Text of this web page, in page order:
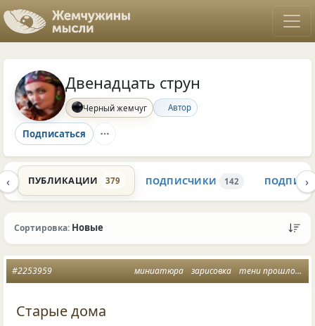
Двенадцать струн
Черный жемчуг Автор
Подписаться
ПУБЛИКАЦИИ 379 ПОДПИСЧИКИ 142
‹ ›
Сортировка: Новые
миниатюра зарисовка тени прошлого
#2253959
Старые дома